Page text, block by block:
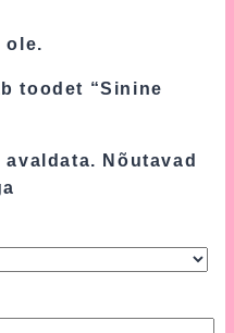
ole.
toodet “Sinine
Nõutavad